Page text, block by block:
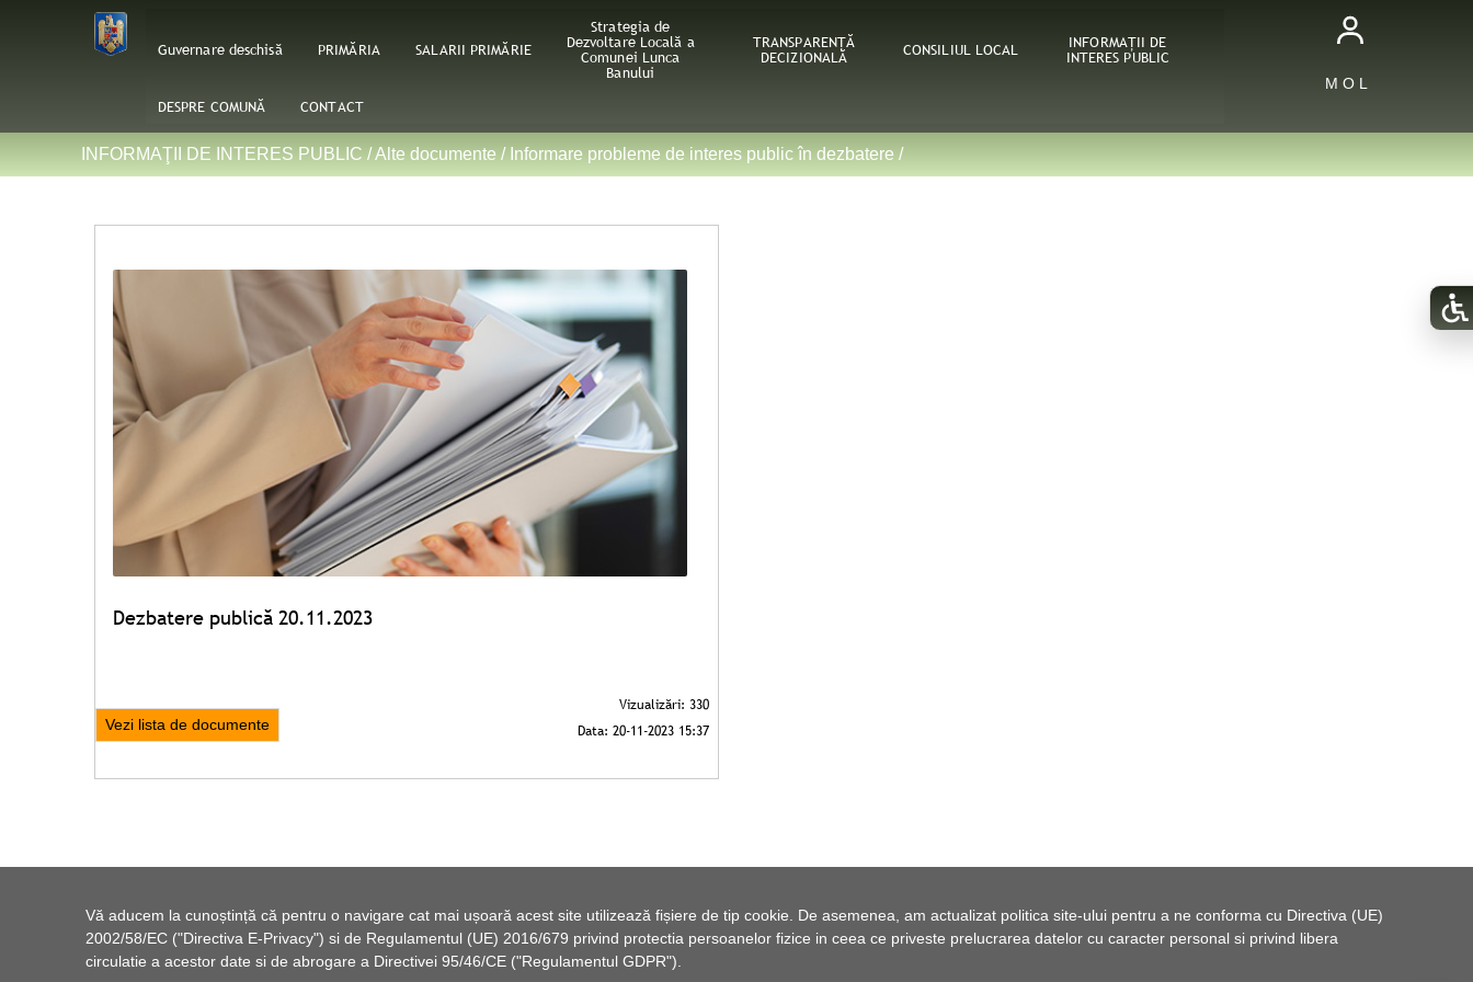
Vă aducem la cunoștință că pentru o navigare cat mai ușoară acest site utilizează fișiere de tip cookie. De asemenea, am actualizat politica site-ului pentru a ne conforma cu Directiva (UE)
2002/58/EC ("Directiva E-Privacy") si de Regulamentul (UE) 2016/679 privind protectia persoanelor fizice in ceea ce priveste prelucrarea datelor cu caracter personal si privind libera
circulatie a acestor date si de abrogare a Directivei 95/46/CE ("Regulamentul GDPR").
Guvernare deschisă PRIMĂRIA SALARII PRIMĂRIE
Strategia de
Dezvoltare Locală a
Comunei Lunca
Banului
TRANSPARENȚĂ
DECIZIONALĂ CONSILIUL LOCAL INFORMAŢII DE
INTERES PUBLIC
DESPRE COMUNĂ CONTACT
M O L
INFORMAŢII DE INTERES PUBLIC /Alte documente / Informare probleme de interes public în dezbatere /
Dezbatere publică 20.11.2023
Vezi lista de documente